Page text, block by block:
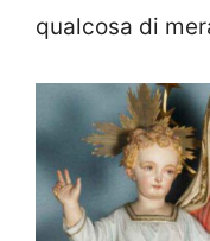
qualcosa di